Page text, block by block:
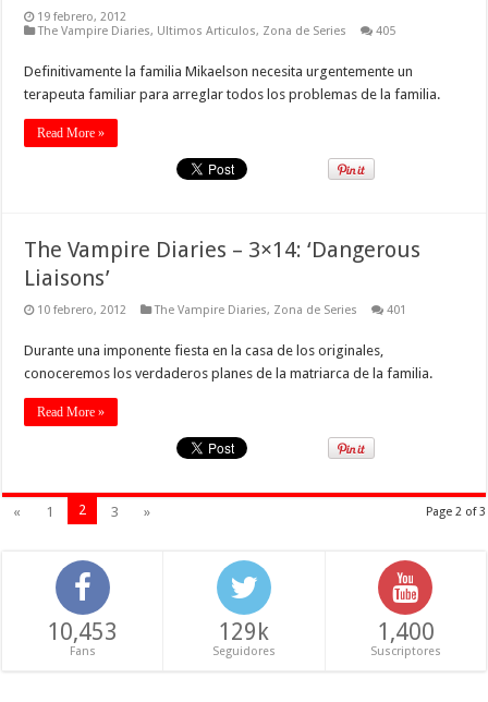
19 febrero, 2012
The Vampire Diaries, Ultimos Articulos, Zona de Series 405
Definitivamente la familia Mikaelson necesita urgentemente un
terapeuta familiar para arreglar todos los problemas de la familia.
Read More »
The Vampire Diaries – 3×14: ‘Dangerous
Liaisons’
10 febrero, 2012 The Vampire Diaries, Zona de Series 401
Durante una imponente fiesta en la casa de los originales,
conoceremos los verdaderos planes de la matriarca de la familia.
Read More »
Page 2 of 3
« 1 2 3 »
10,453
Fans
129k
Seguidores
1,400
Suscriptores